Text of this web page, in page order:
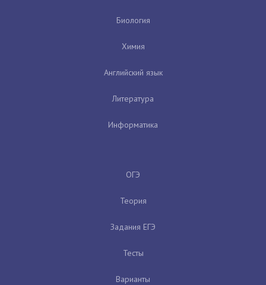
Биология
Химия
Английский язык
Литература
Информатика
ОГЭ
Теория
Задания ЕГЭ
Тесты
Варианты